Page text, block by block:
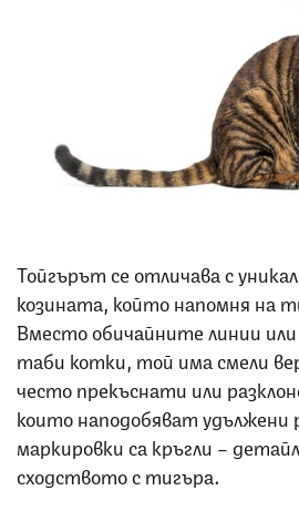
Тойгърът се отличава с
козината, който напомня на
Вместо обичайните линии
таби котки, той има смели
често прекъснати или
които наподобяват
маркировки са кръгли –
сходството с тигъра.